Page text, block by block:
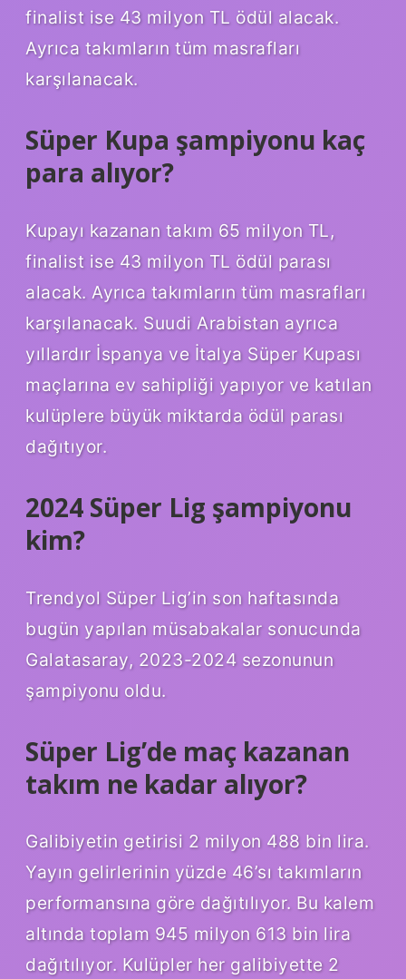
finalist ise 43 milyon TL ödül alacak.
Ayrıca takımların tüm masrafları
karşılanacak.
Süper Kupa şampiyonu kaç
para alıyor?
Kupayı kazanan takım 65 milyon TL,
finalist ise 43 milyon TL ödül parası
alacak. Ayrıca takımların tüm masrafları
karşılanacak. Suudi Arabistan ayrıca
yıllardır İspanya ve İtalya Süper Kupası
maçlarına ev sahipliği yapıyor ve katılan
kulüplere büyük miktarda ödül parası
dağıtıyor.
2024 Süper Lig şampiyonu
kim?
Trendyol Süper Lig’in son haftasında
bugün yapılan müsabakalar sonucunda
Galatasaray, 2023-2024 sezonunun
şampiyonu oldu.
Süper Lig’de maç kazanan
takım ne kadar alıyor?
Galibiyetin getirisi 2 milyon 488 bin lira.
Yayın gelirlerinin yüzde 46’sı takımların
performansına göre dağıtılıyor. Bu kalem
altında toplam 945 milyon 613 bin lira
dağıtılıyor. Kulüpler her galibiyette 2